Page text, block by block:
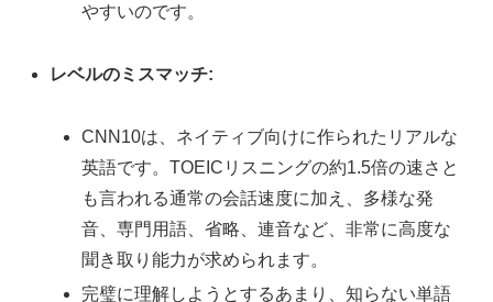
やすいのです。
レベルのミスマッチ:
CNN10は、ネイティブ向けに作られたリアルな
英語です。TOEICリスニングの約1.5倍の速さと
も言われる通常の会話速度に加え、多様な発
音、専門用語、省略、連音など、非常に高度な
聞き取り能力が求められます。
完璧に理解しようとするあまり、知らない単語